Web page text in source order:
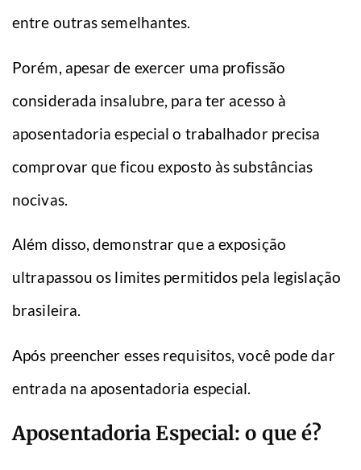
entre outras semelhantes.
Porém, apesar de exercer uma profissão
considerada insalubre, para ter acesso à
aposentadoria especial o trabalhador precisa
comprovar que ficou exposto às substâncias
nocivas.
Além disso, demonstrar que a exposição
ultrapassou os limites permitidos pela legislação
brasileira.
Após preencher esses requisitos, você pode dar
entrada na aposentadoria especial.
Aposentadoria Especial: o que é?